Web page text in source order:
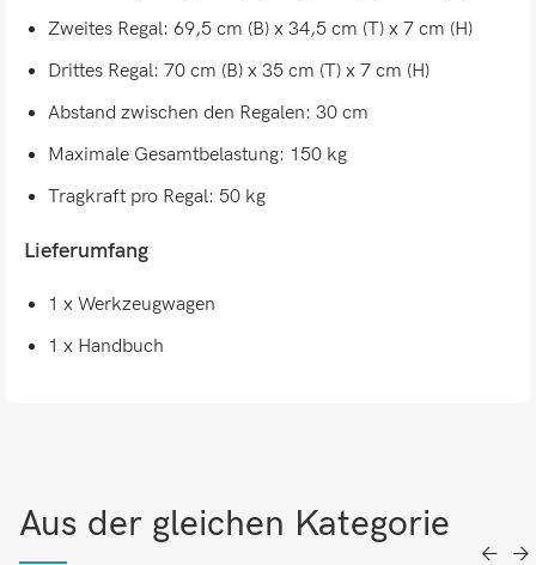
Zweites Regal: 69,5 cm (B) x 34,5 cm (T) x 7 cm (H)
Drittes Regal: 70 cm (B) x 35 cm (T) x 7 cm (H)
Abstand zwischen den Regalen: 30 cm
Maximale Gesamtbelastung: 150 kg
Tragkraft pro Regal: 50 kg
Lieferumfang
1 x Werkzeugwagen
1 x Handbuch
Aus der gleichen Kategorie